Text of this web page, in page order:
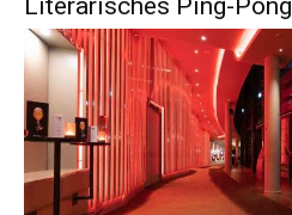
Literarisches Ping-Pong